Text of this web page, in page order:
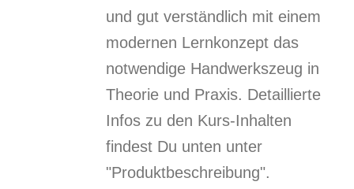
und gut verständlich mit einem
modernen Lernkonzept das
notwendige Handwerkszeug in
Theorie und Praxis. Detaillierte
Infos zu den Kurs-Inhalten
findest Du unten unter
"Produktbeschreibung".